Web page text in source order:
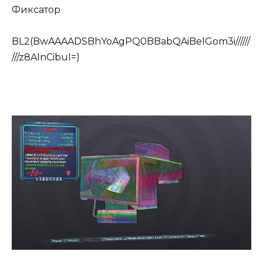
Фиксатор
BL2(BwAAAADSBhYoAgPQ0BBabQAiBeIGom3i//////
///z8AInCibuI=)